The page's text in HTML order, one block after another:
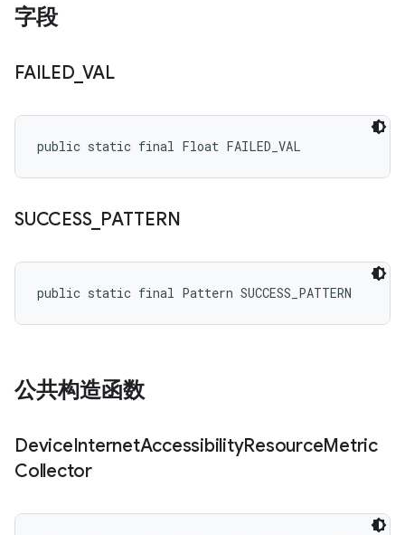
字段
FAILED_VAL
public static final Float FAILED_VAL
SUCCESS_ PATTERN
public static final Pattern SUCCESS_PATTERN
公共构造函数
DeviceInternetAccessibilityResourceMetric
Collector